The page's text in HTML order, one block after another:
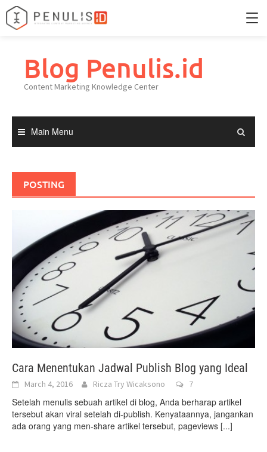
Home
Portfolio
Blog Penulis.id
Content Marketing Knowledge Center
Main Menu
POSTING
Cara Menentukan Jadwal Publish Blog yang Ideal
March 4, 2016 Ricza Try Wicaksono 7
Setelah menulis sebuah artikel di blog, Anda berharap artikel
tersebut akan viral setelah di-publish. Kenyataannya, jangankan
ada orang yang men-share artikel tersebut, pageviews [...]